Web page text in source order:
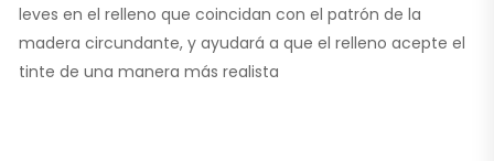
leves en el relleno que coincidan con el patrón de la
madera circundante, y ayudará a que el relleno acepte el
tinte de una manera más realista